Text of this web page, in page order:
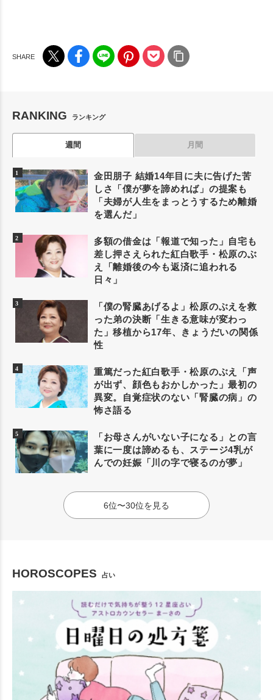
RANKING ランキング
週間 月間
金田朋子 結婚14年目に夫に告げた苦
しさ「僕が夢を諦めれば」の提案も
「夫婦が人生をまっとうするため離婚
を選んだ」
多額の借金は「報道で知った」自宅も
差し押さえられた紅白歌手・松原のぶ
え「離婚後の今も返済に追われる
日々」
「僕の腎臓あげるよ」松原のぶえを救
った弟の決断「生きる意味が変わっ
た」移植から17年、きょうだいの関係
性
重篤だった紅白歌手・松原のぶえ「声
が出ず、顔色もおかしかった」最初の
異変。自覚症状のない「腎臓の病」の
怖さ語る
「お母さんがいない子になる」との言
葉に一度は諦めるも、ステージ4乳が
んでの妊娠「川の字で寝るのが夢」
6位〜30位を見る
HOROSCOPES 占い